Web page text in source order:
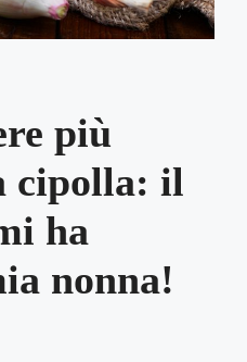
più
cipolla: il
ha
nonna!